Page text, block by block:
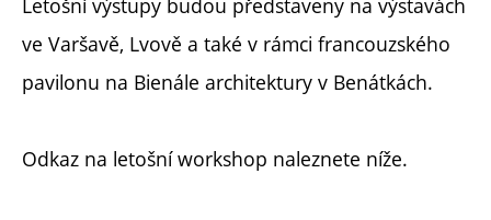
Letošní výstupy budou představeny na výstavách
ve Varšavě, Lvově a také v rámci francouzského
pavilonu na Bienále architektury v Benátkách.
Odkaz na letošní workshop naleznete níže.